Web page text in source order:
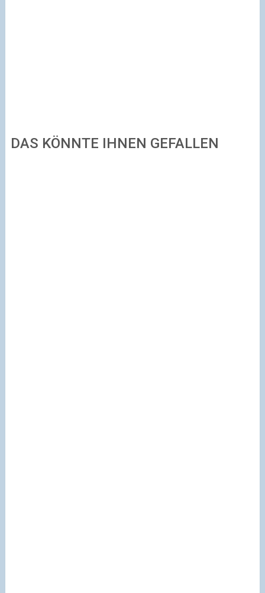
DAS KÖNNTE IHNEN GEFALLEN